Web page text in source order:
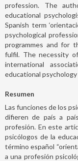
profession. The
educational
Spanish term
psychological
programmes and for
fulfil. The necessity
international
educational
Resumen
Las funciones de los
difieren de país a
profesión. En este
psicólogos de la
término español
a una profesión